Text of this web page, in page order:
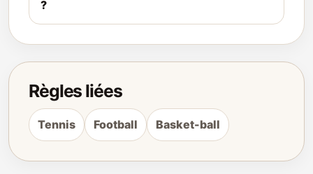
?
Règles liées
Tennis Football Basket-ball